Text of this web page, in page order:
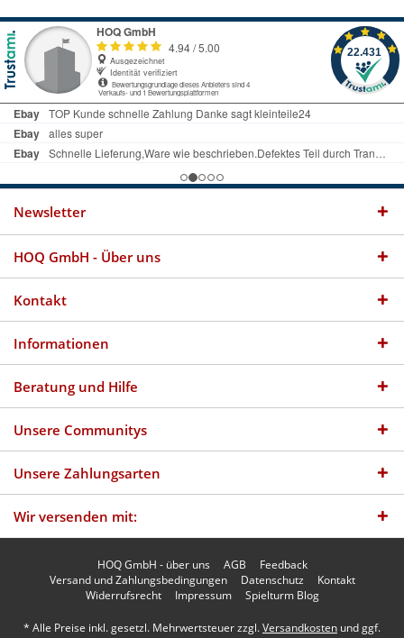
Newsletter
HOQ GmbH - Über uns
Kontakt
Informationen
Beratung und Hilfe
Unsere Communitys
Unsere Zahlungsarten
Wir versenden mit:
HOQ GmbH - über uns AGB
Feedback
Versand und Zahlungsbedingungen
Datenschutz
Kontakt
Widerrufsrecht
Impressum Spielturm Blog
* Alle Preise inkl. gesetzl. Mehrwertsteuer zzgl.Versandkosten und ggf.